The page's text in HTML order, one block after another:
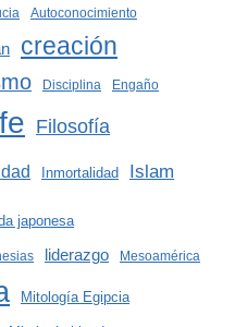
Autoconocimiento
creación
Disciplina Engaño
fe Filosofía
Inmortalidad Islam
japonesa
liderazgo Mesoamérica
Mitología Egipcia